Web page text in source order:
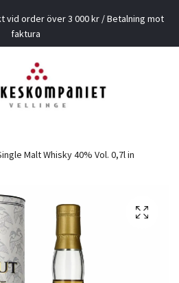
vid order över 3 000 kr / Betalning mot
faktura
Malt Whisky 40% Vol. 0,7l in